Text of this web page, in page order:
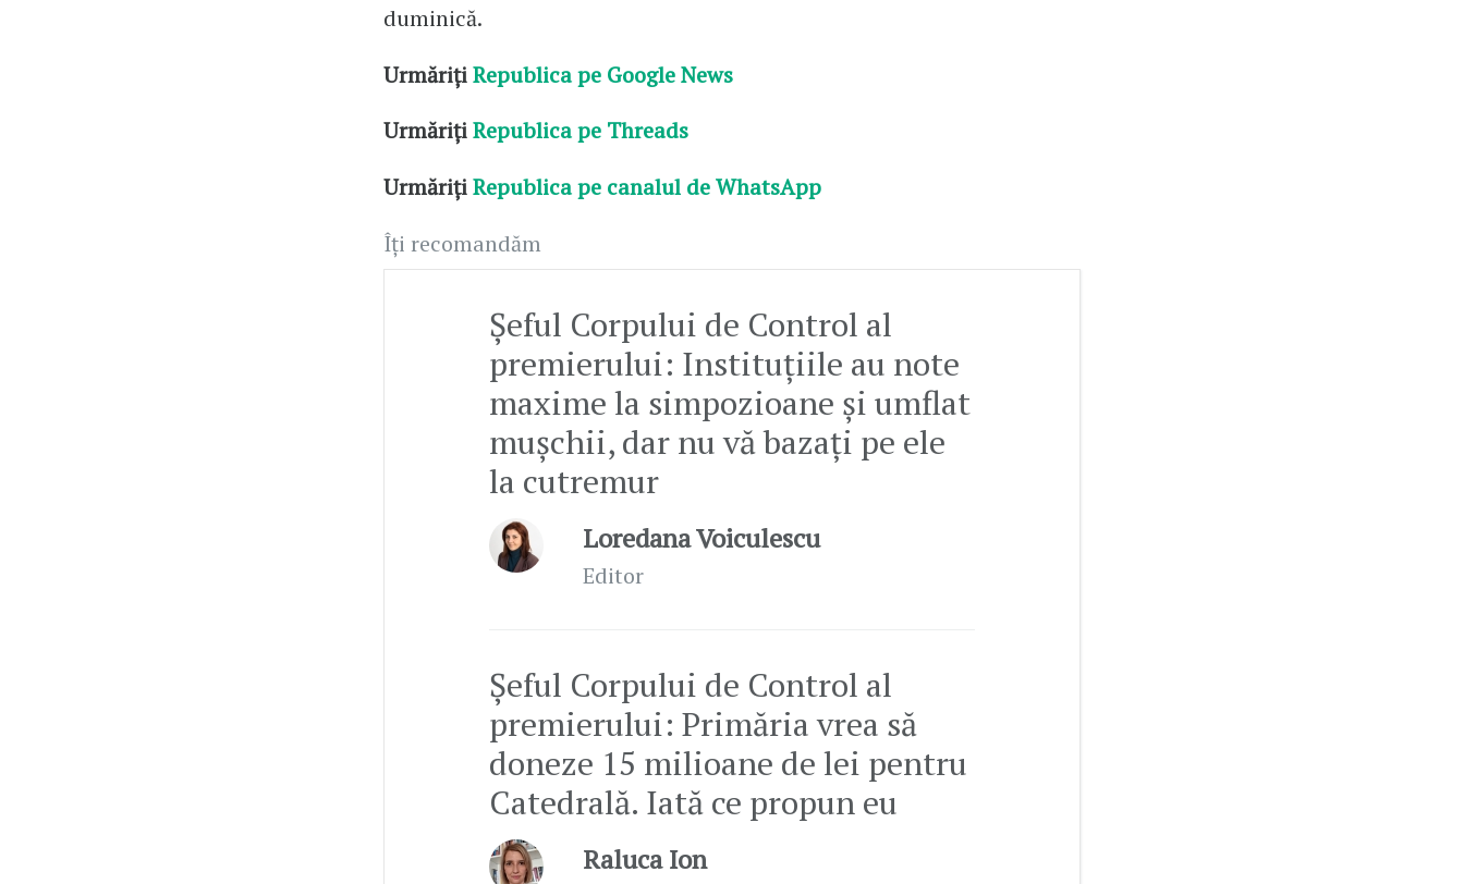
duminică.
UrmărițiRepublica pe Google News
UrmărițiRepublica pe Threads
UrmărițiRepublica pe canalul de WhatsApp
Îți recomandăm
Șeful Corpului de Control al
premierului: Instituţiile au note
maxime la simpozioane şi umflat
muşchii, dar nu vă bazați pe ele
la cutremur
Loredana Voiculescu
Editor
Șeful Corpului de Control al
premierului: Primăria vrea să
doneze 15 milioane de lei pentru
Catedrală. Iată ce propun eu
Raluca Ion